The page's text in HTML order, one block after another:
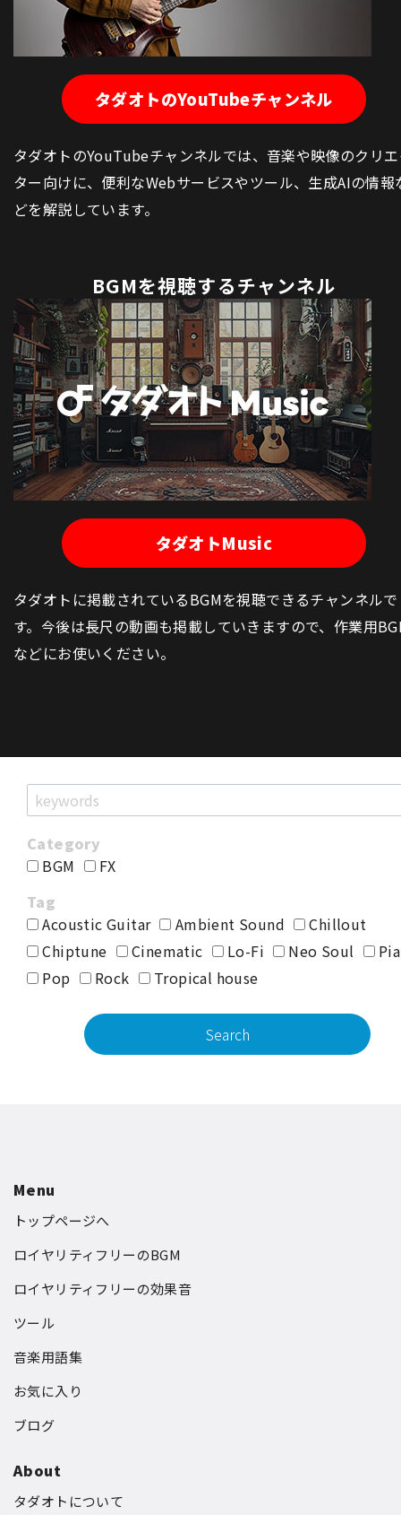
タダオトのYouTubeチャンネル
タダオトのYouTubeチャンネルでは、音楽や映像のクリ
ター向けに、便利なWebサービスやツール、生成AIの情報
どを解説しています。
BGMを視聴するチャンネル
タダオトMusic
タダオトに掲載されているBGMを視聴できるチャンネルで
す。今後は長尺の動画も掲載していきますので、作業用
などにお使いください。
BGM FX
Acoustic Guitar Ambient Sound
Chillout
Chiptune
Cinematic Lo-Fi Neo Soul
Pop
Rock Tropical house
Menu
トップページへ
ロイヤリティフリーのBGM
ロイヤリティフリーの効果音
ツール
音楽用語集
お気に入り
ブログ
About
タダオトについて